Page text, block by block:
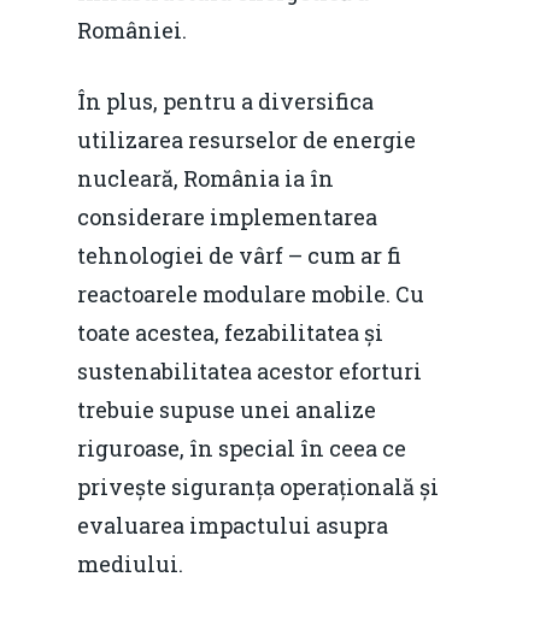
României.
În plus, pentru a diversifica
utilizarea resurselor de energie
nucleară, România ia în
considerare implementarea
tehnologiei de vârf – cum ar fi
reactoarele modulare mobile. Cu
toate acestea, fezabilitatea și
sustenabilitatea acestor eforturi
trebuie supuse unei analize
riguroase, în special în ceea ce
privește siguranța operațională și
evaluarea impactului asupra
mediului.